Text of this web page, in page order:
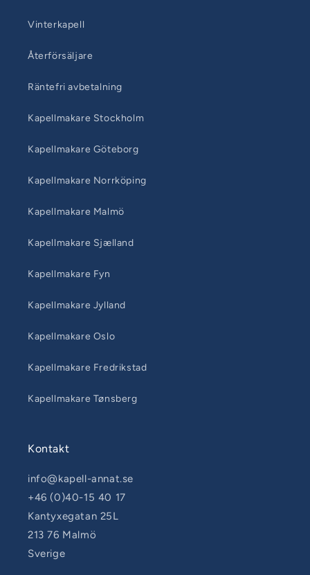
Vinterkapell
Återförsäljare
Räntefri avbetalning
Kapellmakare Stockholm
Kapellmakare Göteborg
Kapellmakare Norrköping
Kapellmakare Malmö
Kapellmakare Sjælland
Kapellmakare Fyn
Kapellmakare Jylland
Kapellmakare Oslo
Kapellmakare Fredrikstad
Kapellmakare Tønsberg
Kontakt
info@kapell-annat.se
+46 (0)40-15 40 17
Kantyxegatan 25L
213 76 Malmö
Sverige